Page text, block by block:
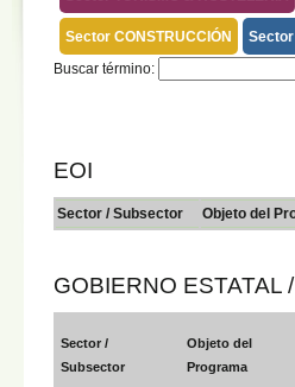
Sector CONSTRUCCIÓN
Sector
Buscar término:
EOI
Sector / Subsector Objeto del
GOBIERNO ESTATAL
Sector /
Subsector
Objeto del
Programa